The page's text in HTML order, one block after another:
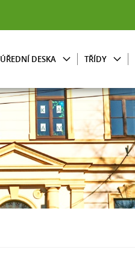
ÚŘEDNÍ DESKA TŘÍDY